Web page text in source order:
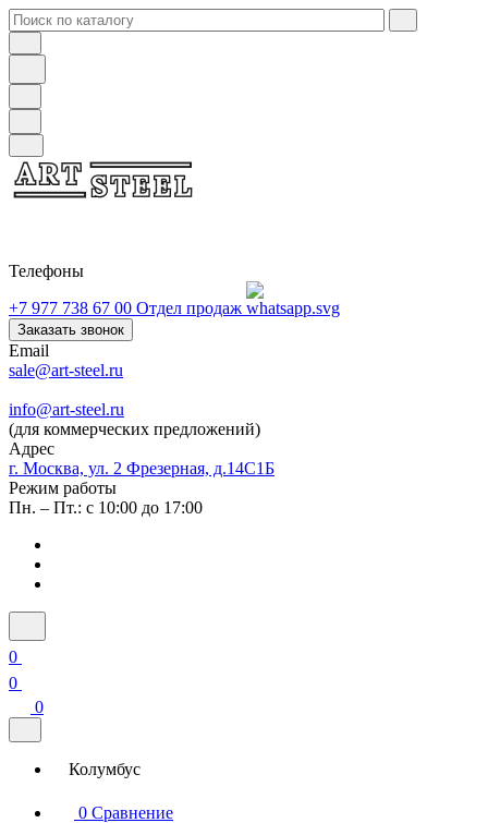
Телефоны
+7 977 738 67 00 Отдел продаж
Заказать звонок
Email
sale@art-steel.ru
info@art-steel.ru
(для коммерческих предложений)
Адрес
г. Москва, ул. 2 Фрезерная, д.14С1Б
Режим работы
Пн. – Пт.: с 10:00 до 17:00
0
0
0
Колумбус
0 Сравнение